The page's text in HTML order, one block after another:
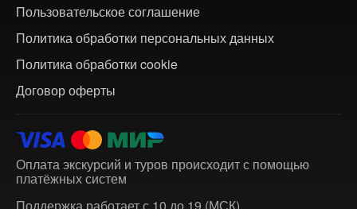
Пользовательское соглашение
Политика обработки персональных данных
Политика обработки cookie
Договор оферты
Оплата экскурсий и туров происходит с помощью
платёжных систем